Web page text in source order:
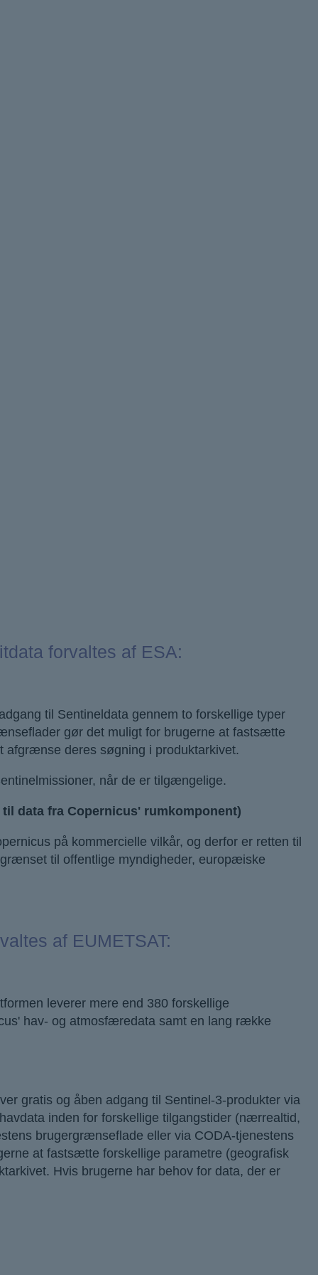
forvaltes af ESA:
til Sentineldata gennem to forskellige typer
gør det muligt for brugerne at fastsætte
afgrænse deres søgning i produktarkivet.
når de er tilgængelige.
data fra Copernicus' rumkomponent)
på kommercielle vilkår, og derfor er retten til
til offentlige myndigheder, europæiske
af EUMETSAT:
leverer mere end 380 forskellige
hav- og atmosfæredata samt en lang række
gratis og åben adgang til Sentinel-3-produkter via
inden for forskellige tilgangstider (nærrealtid,
brugergrænseflade eller via CODA-tjenestens
at fastsætte forskellige parametre (geografisk
Hvis brugerne har behov for data, der er